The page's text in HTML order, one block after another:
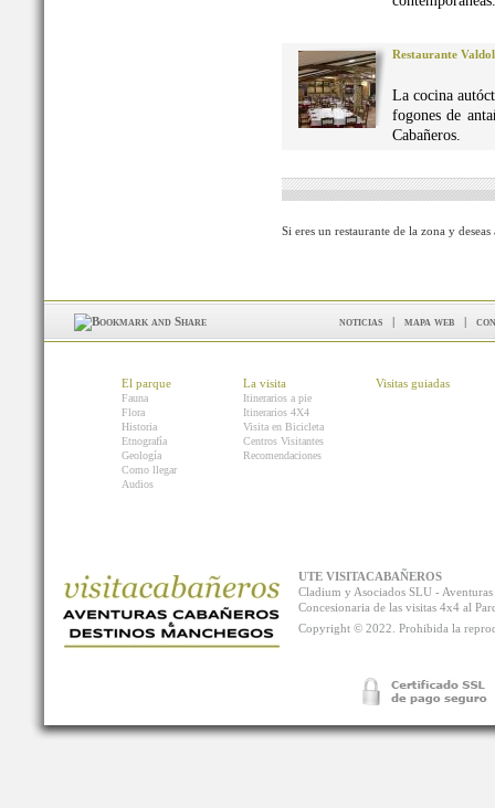
Restaurante
La cocina
fogones de
Cabañeros.
Si eres un restaurante de la zona y
noticias | mapa web |
El parque
Fauna
Flora
Historia
Etnografía
Geología
Como llegar
Audios
La visita
Itinerarios a pie
Itinerarios 4X4
Visita en Bicicleta
Centros Visitantes
Recomendaciones
Visitas guiadas
UTE VISITACABAÑEROS
Cladium y Asociados SLU -
Concesionaria de las visitas 4x4 al
Copyright © 2022. Prohibida la